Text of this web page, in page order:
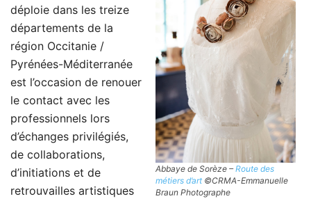
Abbaye de Sorèze –Route des
métiers d’art©CRMA-Emmanuelle
Braun Photographe
déploie dans les treize
départements de la
région Occitanie /
Pyrénées-Méditerranée
est l’occasion de renouer
le contact avec les
professionnels lors
d’échanges privilégiés,
de collaborations,
d’initiations et de
retrouvailles artistiques